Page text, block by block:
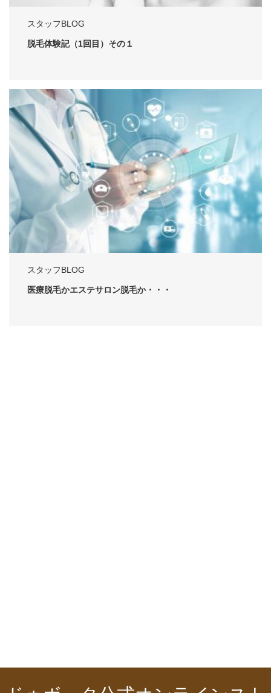
スタッフBLOG
脱毛体験記（1回目）その１
スタッフBLOG
医療脱毛かエステサロン脱毛か・・・